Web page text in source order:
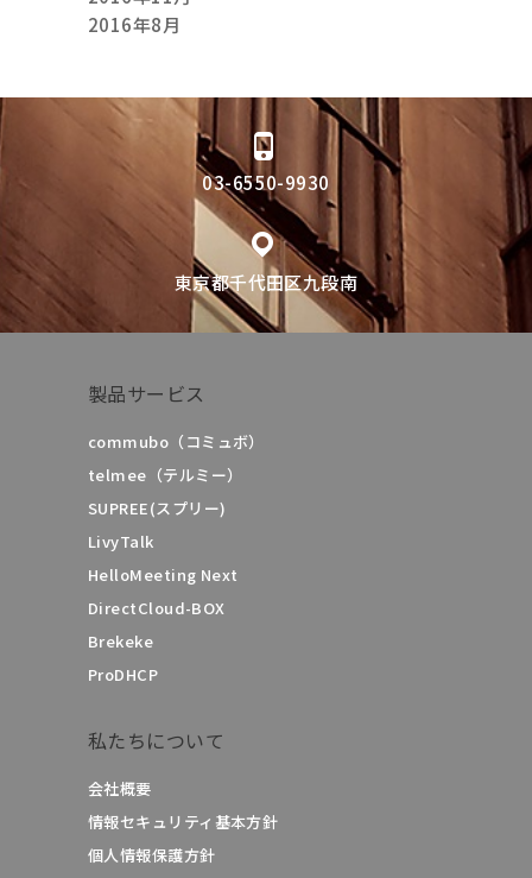
2016年8月
03-6550-9930
東京都千代田区九段南
製品サービス
commubo（コミュボ）
telmee（テルミー）
SUPREE(スプリー)
LivyTalk
HelloMeeting Next
DirectCloud-BOX
Brekeke
ProDHCP
私たちについて
会社概要
情報セキュリティ基本方針
個人情報保護方針